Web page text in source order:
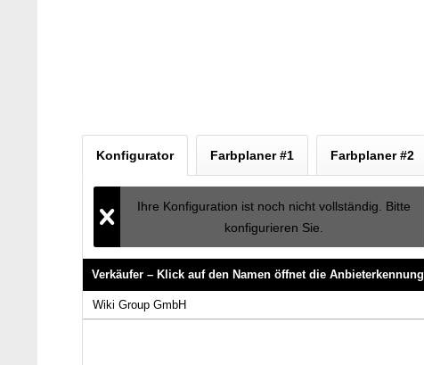
Konfigurator Farbplaner #1 Farbplaner #2
Ihre Konfiguration ist noch nicht vollständig. Bitte
konfigurieren Sie.
Verkäufer – Klick auf den Namen öffnet die Anbieterkennung
Verkäufer – Klick auf den Namen öffnet die Anbieterkennung
Wiki Group GmbH